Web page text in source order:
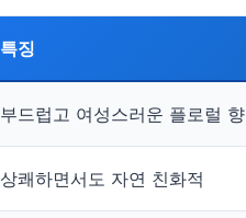
특징
부드럽고 여성스러운 플로럴 향
상쾌하면서도 자연 친화적